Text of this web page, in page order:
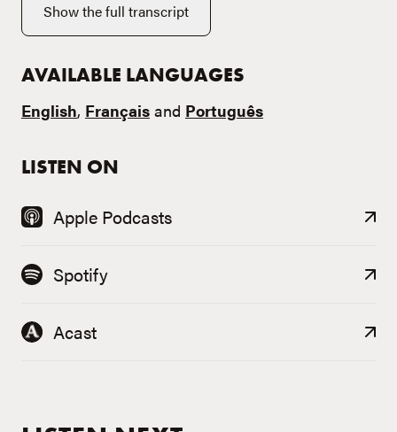
Show the full transcript
AVAILABLE LANGUAGES
English, Français and Português
LISTEN ON
Apple Podcasts
Spotify
Acast